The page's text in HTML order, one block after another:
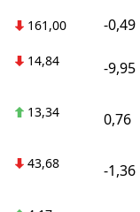
161,00 -0,49
14,84 -9,95
13,34 0,76
43,68 -1,36